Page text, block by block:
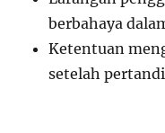
berbahaya
Ketentuan
setelah